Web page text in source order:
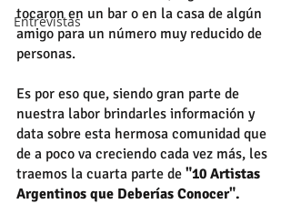
Entrevistas
tocaron en un bar o en la casa de algún
amigo para un número muy reducido de
personas.
Es por eso que, siendo gran parte de
nuestra labor brindarles información y
data sobre esta hermosa comunidad que
de a poco va creciendo cada vez más, les
traemos la cuarta parte de "10 Artistas
Argentinos que Deberías Conocer".